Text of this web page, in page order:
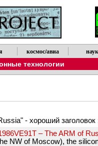
космос/авиа
технологии
- хороший заголовок
– The ARM of
NW of Moscow), the